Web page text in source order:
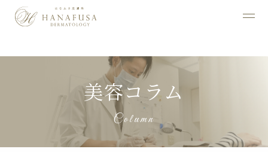
Warning: Undefined variable $imgSize in
/home/seek58/mitakabiyou.com/public_html/wp/wp-
content/themes/hanafusa/inc/cmn-meta.php
美容コラム
Column